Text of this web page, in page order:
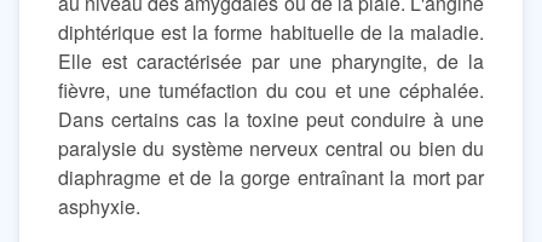
diphtérique est la forme habituelle de la maladie.
Elle est caractérisée par une pharyngite, de la
fièvre, une tuméfaction du cou et une céphalée.
Dans certains cas la toxine peut conduire à une
paralysie du système nerveux central ou bien du
diaphragme et de la gorge entraînant la mort par
asphyxie.